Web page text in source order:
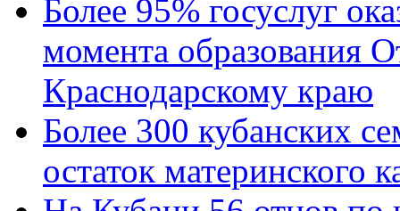
Более 95% госуслуг
момента образования
Краснодарскому краю
Более 300 кубанских
остаток материнского